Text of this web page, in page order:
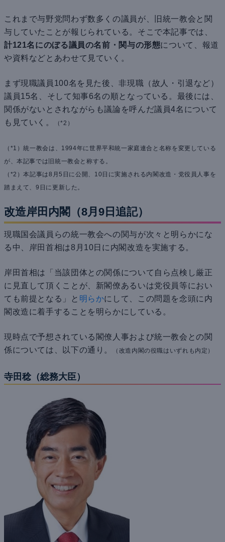
これまで与野党問わず数多くの議員が、旧統一教会と関
与していたことが報じられている。そこで本記事では、
計121名にのぼる議員の名前・関与の形態について、報道
や資料などとあわせて見ていく。
まず現職議員100名を見た後、非現職（故人・引退など）
議員15名、そして知事6名の順となっている。最後には、
関係がないとされながらも議論を呼んだ議員4名について
も見ていく。
（*2）
（*1）統一教会は、1994年に世界平和統一家庭連合と名称を変更している
が、本記事では旧統一教会と称する。
（*2）本記事は8月5日に公開、10日に実施される内閣改造・党役員人事を
踏まえて、9日に更新した。
改造岸田内閣（8月9日追記）
現職国会議員らの統一教会への関与が次々と明らかにな
る中、岸田首相は8月10日に内閣改造を実施する。
岸田首相は「当該団体との関係について自ら点検し厳正
に見直して頂くことが、新閣僚あるいは党役員等におい
ても前提となる」と 明らかにして、この問題を念頭に内
閣改造に着手することを明らかにしている。
現時点で予想されている閣僚人事および統一教会との関
係については、以下の通り。
（改造内閣の役職はいずれも内定）
寺田稔（総務大臣）